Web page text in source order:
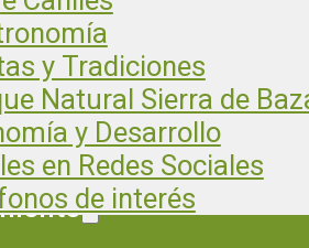
y Tradiciones
Natural Sierra de
y Desarrollo
en Redes Sociales
de interés